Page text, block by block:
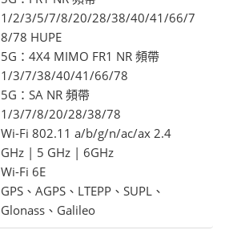
1/2/3/5/7/8/20/28/38/40/41/66/7
8/78 HUPE
5G：4X4 MIMO FR1 NR 頻帶
1/3/7/38/40/41/66/78
5G：SA NR 頻帶
1/3/7/8/20/28/38/78
Wi-Fi 802.11 a/b/g/n/ac/ax 2.4
GHz | 5 GHz | 6GHz
Wi-Fi 6E
GPS、AGPS、LTEPP、SUPL、
Glonass、Galileo